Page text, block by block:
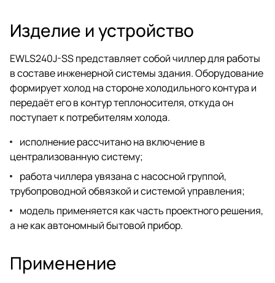
Изделие и устройство
EWLS240J-SS представляет собой чиллер для работы
в составе инженерной системы здания. Оборудование
формирует холод на стороне холодильного контура и
передаёт его в контур теплоносителя, откуда он
поступает к потребителям холода.
исполнение рассчитано на включение в
централизованную систему;
работа чиллера увязана с насосной группой,
трубопроводной обвязкой и системой управления;
модель применяется как часть проектного решения,
а не как автономный бытовой прибор.
Применение